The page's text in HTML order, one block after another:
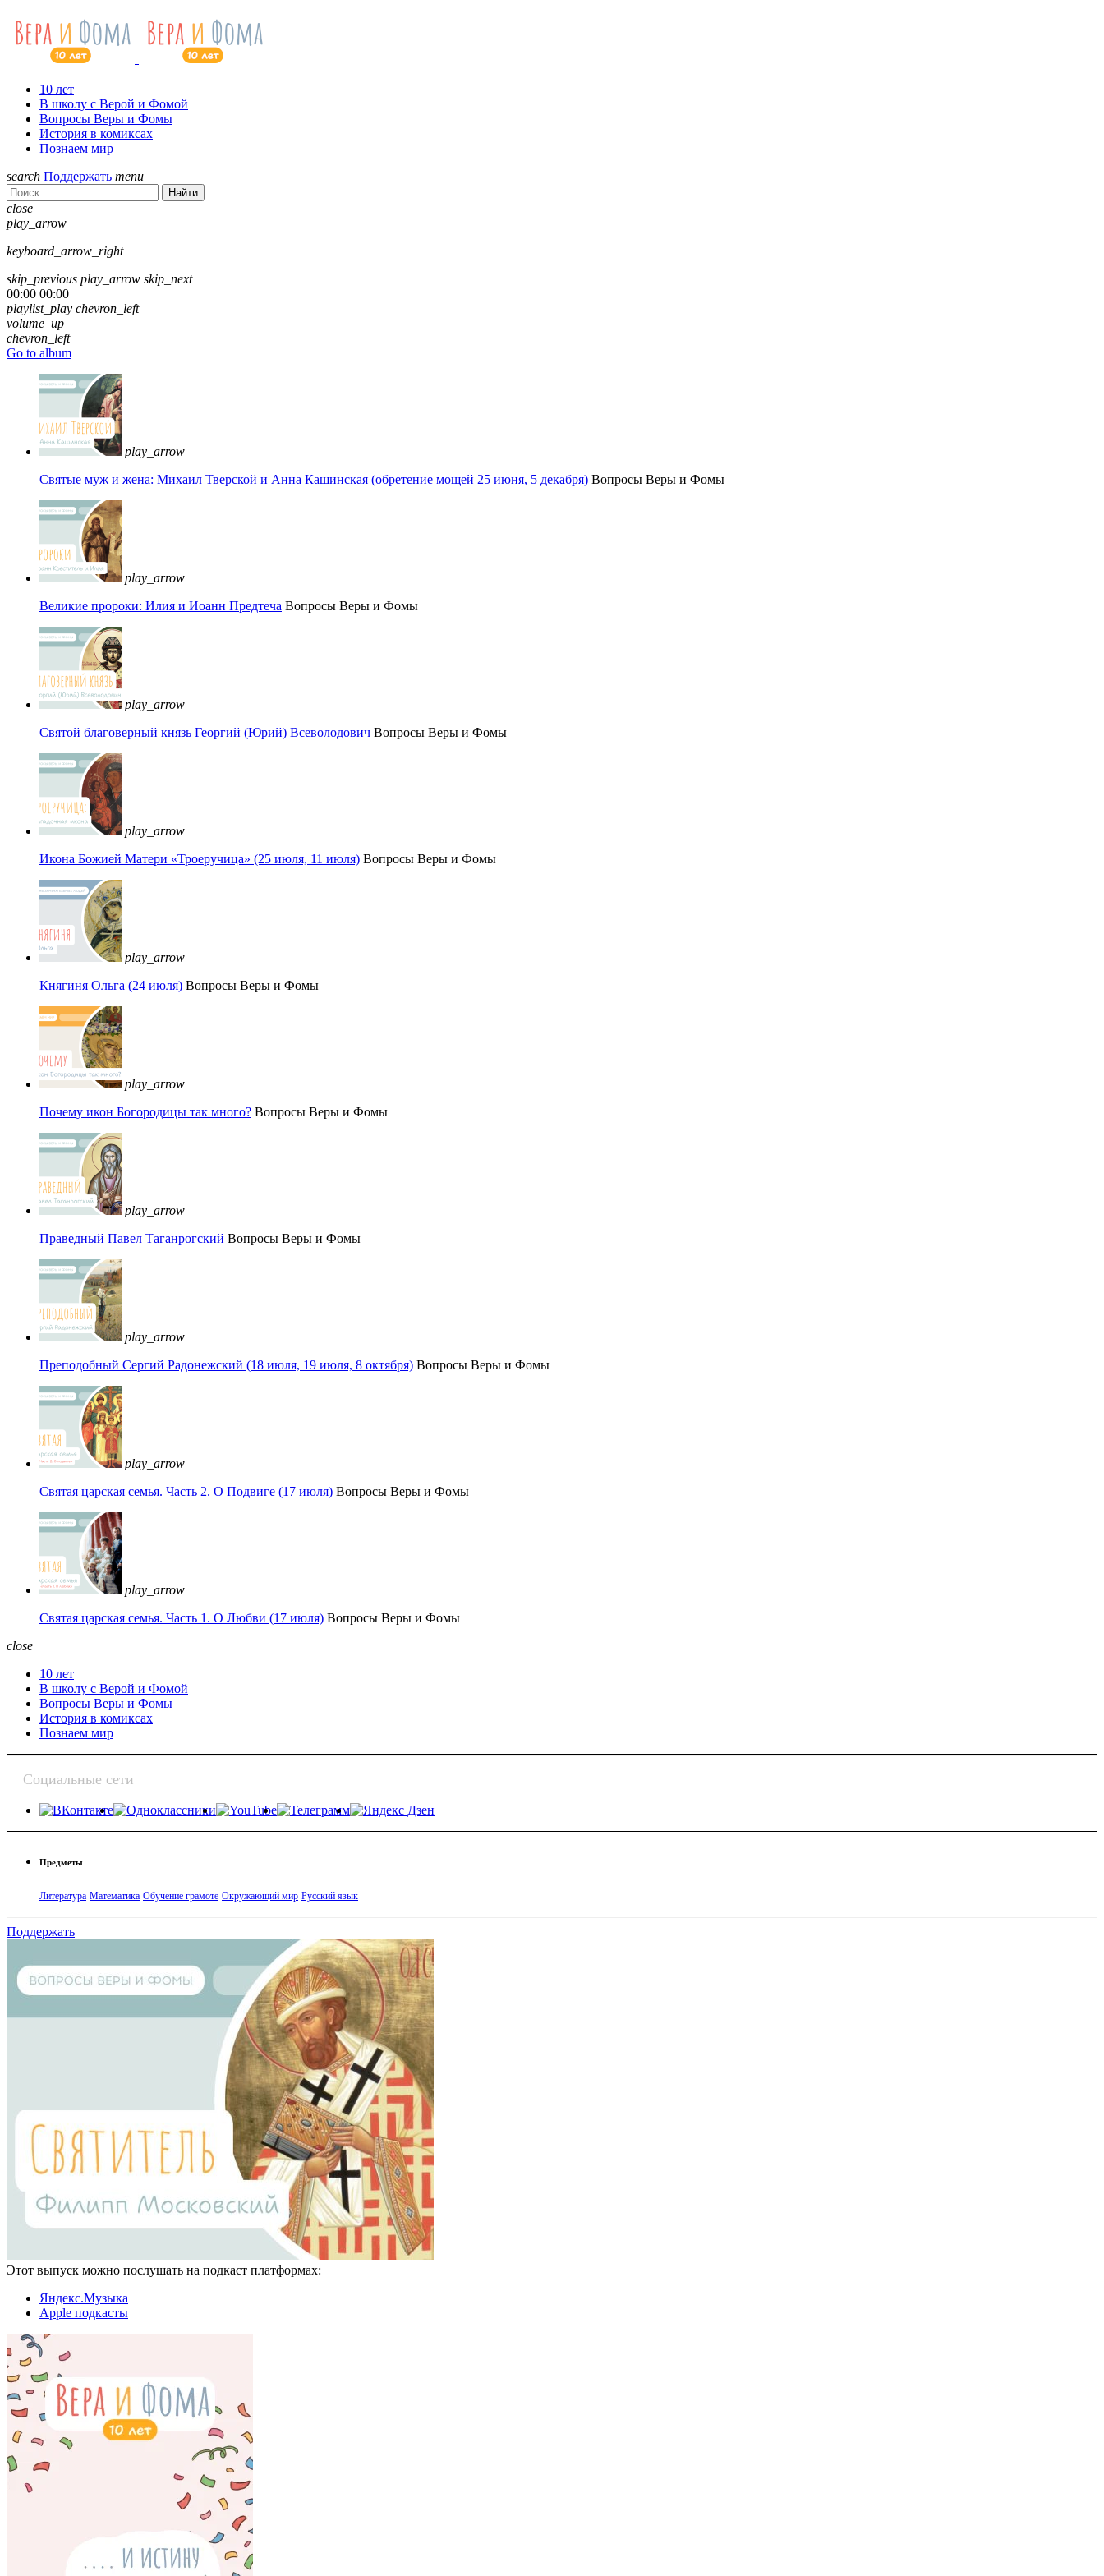
10 лет
В школу с Верой и Фомой
Вопросы Веры и Фомы
История в комиксах
Познаем мир
search Поддержать menu
Найти
close
play_arrow
keyboard_arrow_right
skip_previous play_arrow skip_next
00:00 00:00
playlist_play chevron_left
volume_up
chevron_left
Go to album
play_arrow
Святые муж и жена: Михаил Тверской и Анна Кашинская (обретение мощей 25 июня, 5 декабря) Вопросы Веры и Фомы
play_arrow
Великие пророки: Илия и Иоанн Предтеча Вопросы Веры и Фомы
play_arrow
Святой благоверный князь Георгий (Юрий) Всеволодович Вопросы Веры и Фомы
play_arrow
Икона Божией Матери «Троеручица» (25 июля, 11 июля) Вопросы Веры и Фомы
play_arrow
Княгиня Ольга (24 июля) Вопросы Веры и Фомы
play_arrow
Почему икон Богородицы так много? Вопросы Веры и Фомы
play_arrow
Праведный Павел Таганрогский Вопросы Веры и Фомы
play_arrow
Преподобный Сергий Радонежский (18 июля, 19 июля, 8 октября) Вопросы Веры и Фомы
play_arrow
Святая царская семья. Часть 2. О Подвиге (17 июля) Вопросы Веры и Фомы
play_arrow
Святая царская семья. Часть 1. О Любви (17 июля) Вопросы Веры и Фомы
close
10 лет
В школу с Верой и Фомой
Вопросы Веры и Фомы
История в комиксах
Познаем мир
Социальные сети
Предметы
Литература Математика Обучение грамоте Окружающий мир Русский язык
Поддержать
Этот выпуск можно послушать на подкаст платформах:
Яндекс.Музыка
Apple подкасты